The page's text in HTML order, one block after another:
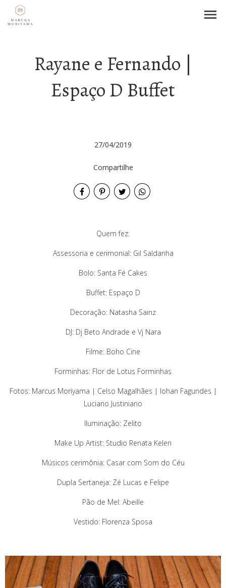
menu
Rayane e Fernando |
Espaço D Buffet
27/04/2019
Compartilhe
Quem fez:
Assessoria e cerimonial: Gil Saldanha
Bolo: Santa Fé Cakes
Buffet: Espaço D
Decoração: Natasha Sainz
DJ: Dj Beto Andrade e Vj Nara
Filme: Boho Cine
Forminhas: Flor de Lotus Forminhas
Fotos: Marcus Moriyama | Celso Magalhães | Iohan Fagundes |
Luciano Justiniano
Iluminação: Zelito
Make Up Artist: Studio Renata Kelen
Músicos cerimônia: Casar com Som do Céu
Dupla Sertaneja: Zé Lucas e Felipe
Pão de Mel: Abeille
Vestido: Florenza Sposa